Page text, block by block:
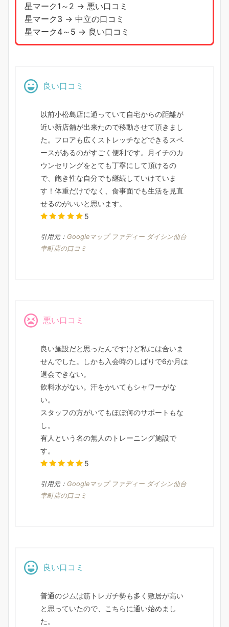
星マーク1～2 → 悪い口コミ
星マーク3 → 中立の口コミ
星マーク4～5 → 良い口コミ
良い口コミ
以前小松島店に通っていて自宅からの距離が
近い新店舗が出来たので移動させて頂きまし
た。フロアも広くストレッチなどできるスペ
ースがあるのがすごく便利です。月イチのカ
ウンセリングをとても丁寧にして頂けるの
で、飽き性な自分でも継続していけていま
す！体重だけでなく、食事面でも生活を見直
せるのがいいと思います。
5
引用元： Googleマップ ファディー ダイシン仙台
幸町店の口コミ
悪い口コミ
良い施設だと思ったんですけど私には合いま
せんでした。しかも入会時のしばりで6か月は
退会できない。
飲料水がない。汗をかいてもシャワーがな
い。
スタッフの方がいてもほぼ何のサポートもな
し。
有人という名の無人のトレーニング施設で
す。
5
引用元： Googleマップ ファディー ダイシン仙台
幸町店の口コミ
良い口コミ
普通のジムは筋トレガチ勢も多く敷居が高い
と思っていたので、こちらに通い始めまし
た。